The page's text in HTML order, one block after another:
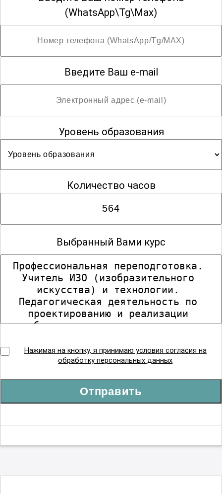
(WhatsApp\Tg\Max)
Введите Ваш e-mail
Уровень образования
Количество часов
Выбранный Вами курс
Нажимая на кнопку, я принимаю условия согласия на
обработку персональных данных
Отправить